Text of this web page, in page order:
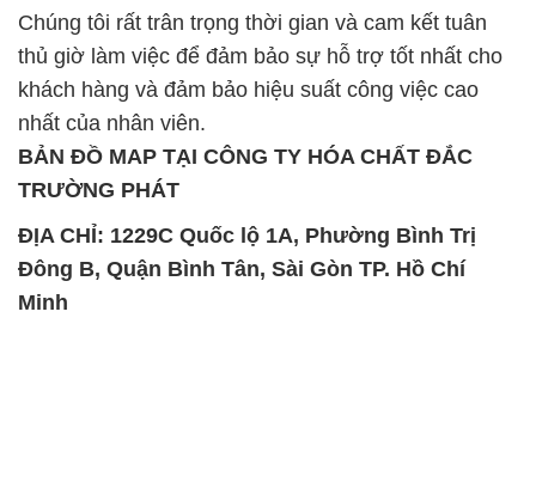
Chúng tôi rất trân trọng thời gian và cam kết tuân
thủ giờ làm việc để đảm bảo sự hỗ trợ tốt nhất cho
khách hàng và đảm bảo hiệu suất công việc cao
nhất của nhân viên.
BẢN ĐỒ MAP TẠI CÔNG TY HÓA CHẤT ĐẮC
TRƯỜNG PHÁT
ĐỊA CHỈ: 1229C Quốc lộ 1A, Phường Bình Trị
Đông B, Quận Bình Tân, Sài Gòn TP. Hồ Chí
Minh